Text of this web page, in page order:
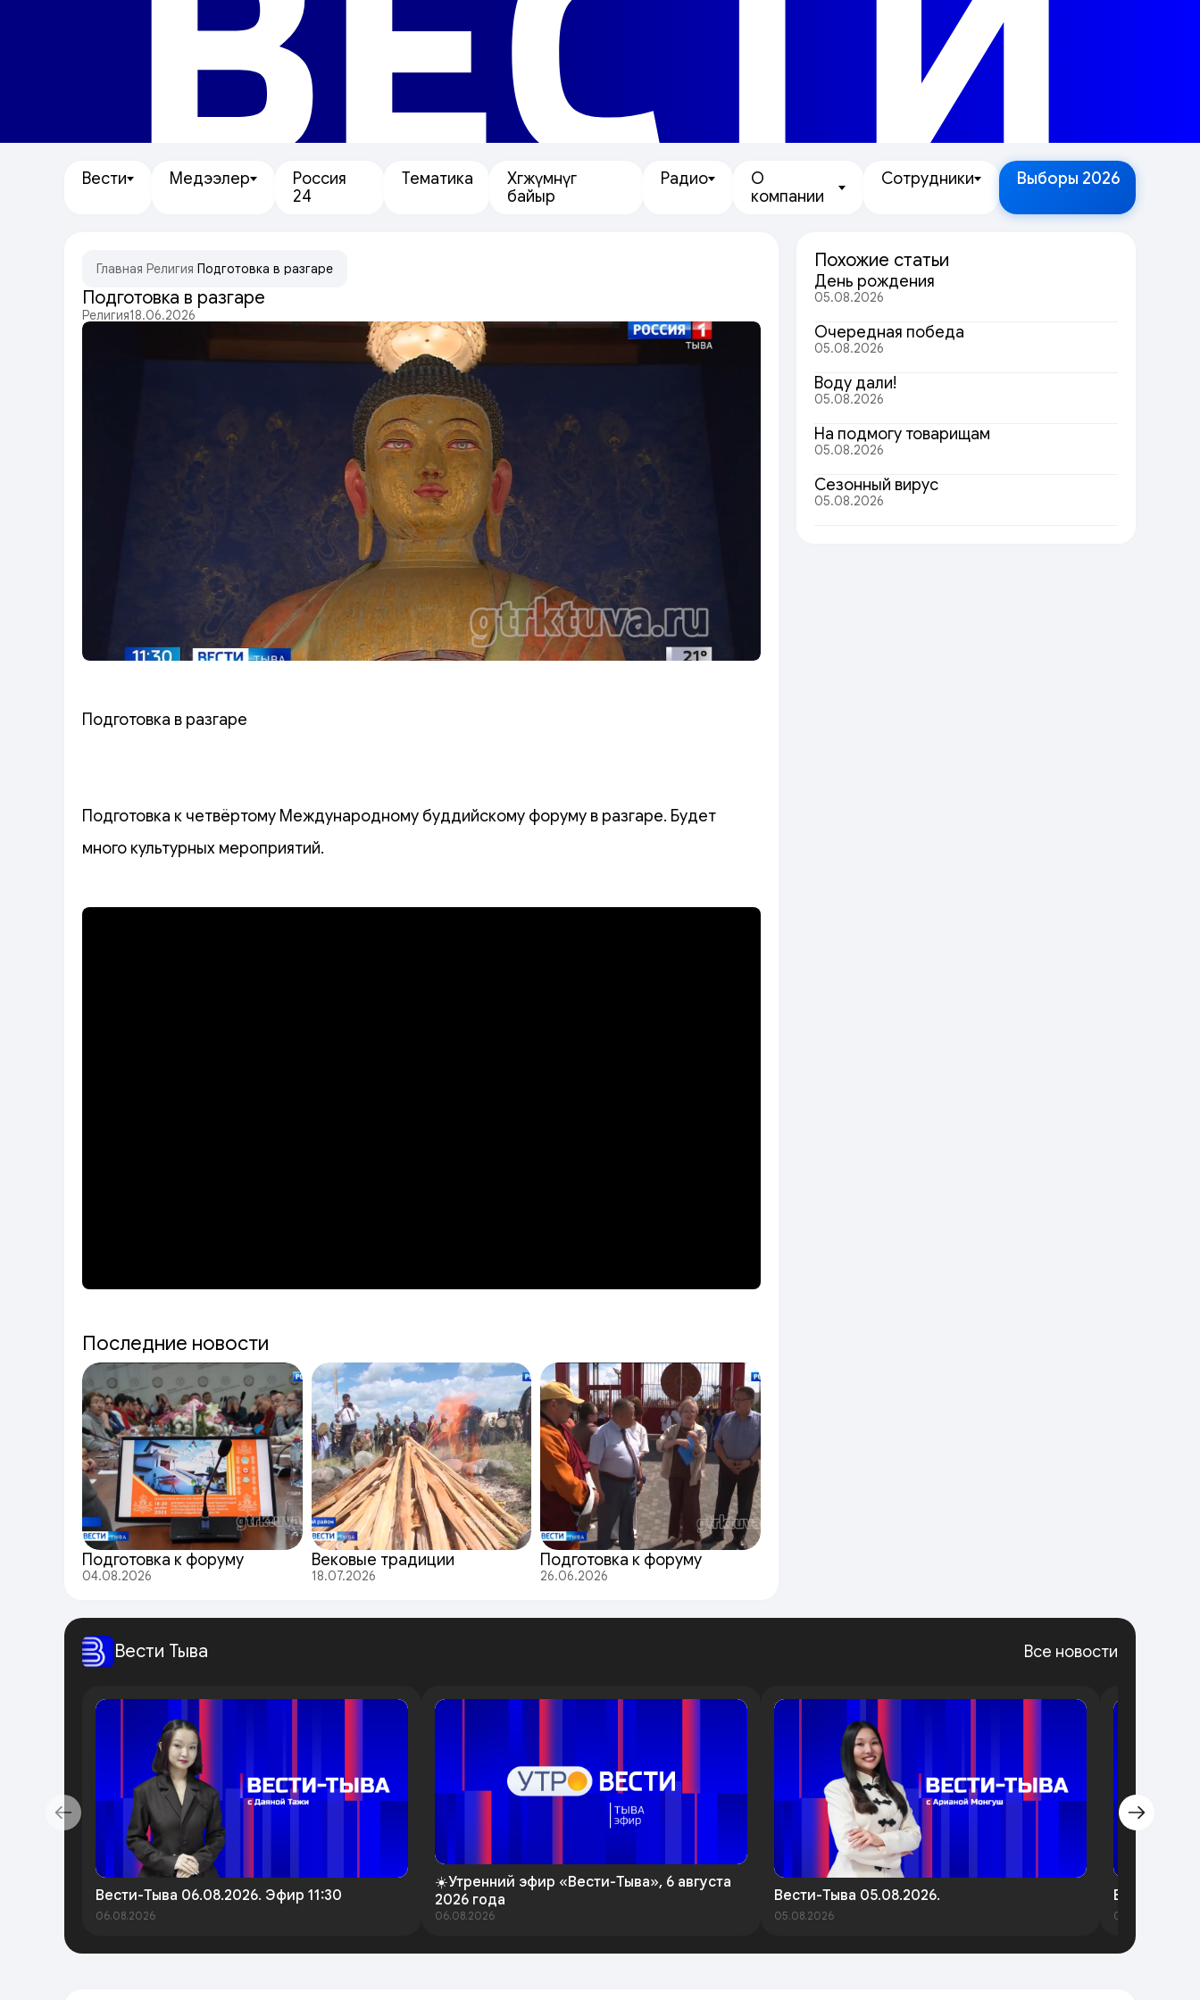
ВЕСТИ
Вести Медээлер
Россия
24
Тематика
Хөгжүмнүг
байыр
Радио
О
компании
Сотрудники Выборы 2026
Главная Религия Подготовка в разгаре
Подготовка в разгаре
Религия18.06.2026
Подготовка в разгаре
Подготовка к четвёртому Международному буддийскому форуму в разгаре. Будет
много культурных мероприятий.
Последние новости
Подготовка к форуму
04.08.2026
Вековые традиции
18.07.2026
Подготовка к форуму
26.06.2026
Похожие статьи
День рождения
05.08.2026
Очередная победа
05.08.2026
Воду дали!
05.08.2026
На подмогу товарищам
05.08.2026
Сезонный вирус
05.08.2026
Вести Тыва Все новости
Вести-Тыва 06.08.2026. Эфир 11:30
06.08.2026
☀️Утренний эфир «Вести-Тыва», 6 августа
2026 года
06.08.2026
Вести-Тыва 05.08.2026.
05.08.2026
Вести-Тыва
05.08.2026